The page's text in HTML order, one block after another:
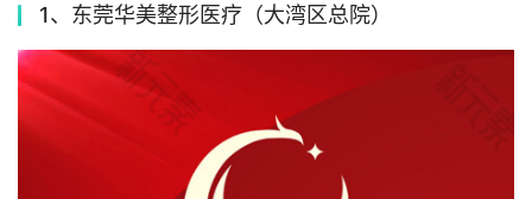
1、东莞华美整形医疗（大湾区总院）